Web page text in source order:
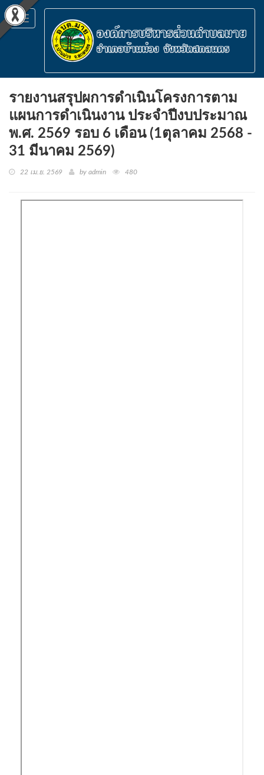
Toggle
navigation
รายงานสรุปผการดำเนินโครงการตาม
แผนการดำเนินงาน ประจำปีงบประมาณ
พ.ศ. 2569 รอบ 6 เดือน (1ตุลาคม 2568 -
31 มีนาคม 2569)
22 เม.ย. 2569 by admin 480